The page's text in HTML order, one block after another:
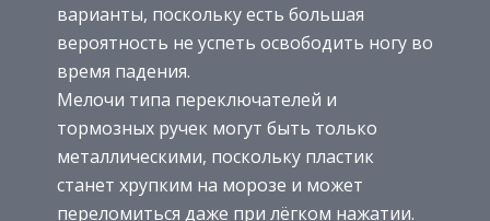
варианты, поскольку есть большая
вероятность не успеть освободить ногу во
время падения.
Мелочи типа переключателей и
тормозных ручек могут быть только
металлическими, поскольку пластик
станет хрупким на морозе и может
переломиться даже при лёгком нажатии.